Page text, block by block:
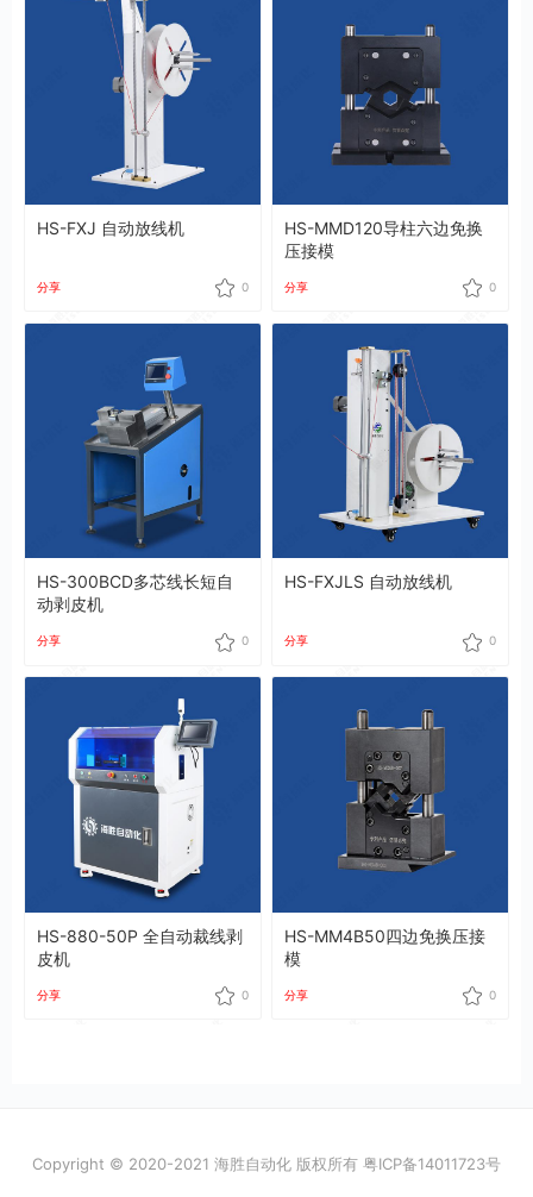
HS-FXJ 自动放线机
分享 0
HS-MMD120导柱六边免换
压接模
分享 0
HS-300BCD多芯线长短自
动剥皮机
分享 0
HS-FXJLS 自动放线机
分享 0
HS-880-50P 全自动裁线剥
皮机
分享 0
HS-MM4B50四边免换压接
模
分享 0
Copyright © 2020-2021 海胜自动化 版权所有 粤ICP备14011723号